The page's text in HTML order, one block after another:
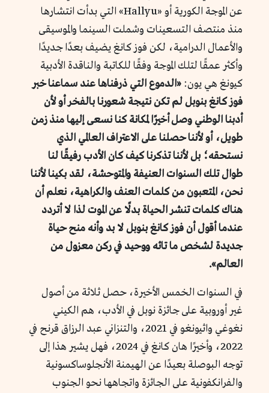
عن الموجة الكورية أو «Hallyu» التي بدأت انتشارها
منذ منتصف التسعينات وشملت السينما والموسيقى
والأعمال الدرامية، لكن فوز كانغ يضيف بعدًا جديدًا
وأكثر عمقًا لتلك الموجة وفقًا للكاتبة والناقدة الأدبية
كيونغ هي يون: «الدموع التي ذرفناها عند سماعنا خبر
فوز كانغ بنوبل لم تكن نتيجة شعورنا بالفخر أو لأن
أدبنا الوطني وصل أخيرًا لمكانة كنا نسعى إليها منذ زمن
طويل، أو لأننا حصلنا على الاعتراف العالمي الذي
نستحقه؛ بل لأننا تذكرنا كيف كان الأدب رفيقًا لنا
طوال تلك السنوات العنيفة والمتوحشة، لقد بكينا لأننا
نحن، المتعبون من كلمات العنف والكراهية، نعلم أن
هناك كلمات تنشر الحياة بدلًا عن الموت لذا لا أتردد
عندما أقول أن فوز كانغ بنوبل لا بد وأنه منح حياة
جديدة لشخص ما تائه ووحيد في ركن معزول من
العالم».
في السنوات الخمس الأخيرة، حصل ثلاثة من أصول
غير أوروبية على جائزة نوبل في الأدب، هم الكيني
نغوغي واثيونغو في 2021، والتنزاني عبد الرزاق قرنح في
2022، وأخيرًا هان كانغ في 2024، فهل يشير هذا إلى
توجه البوصلة بعيدًا عن الهيمنة الأنجلوساكسونية
والفرانكفونية على الجائزة واتجاهها نحو الجنوب